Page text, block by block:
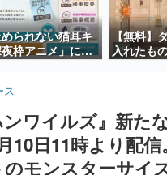
新世代に訊く
これからのデジタルゲーム市場を
の姿を追い、彼らのルーツと情熱
ゲームに多大な影響を受けた作家
日本のコンテンツ産業やカルチャ
画です。
日本モバイルゲーム産業史
日本のモバイルゲーム史における
られない猫耳キ
枠アニメ」に視
批判意見。違法
論を交わす
【無料】
入れたも
ーム『
式リリー
ーン
ス
ンワイルズ』新た
10日11時より配
モンスターサイ